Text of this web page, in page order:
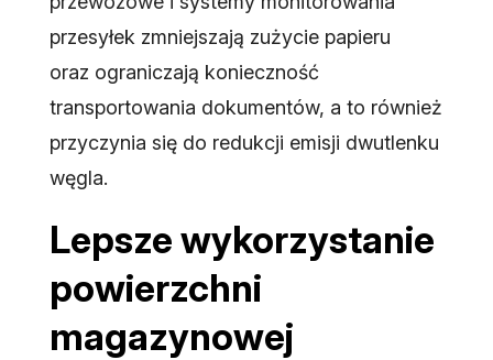
przesyłek zmniejszają zużycie papieru
oraz ograniczają konieczność
transportowania dokumentów, a to również
przyczynia się do redukcji emisji dwutlenku
węgla.
Lepsze wykorzystanie
powierzchni
magazynowej